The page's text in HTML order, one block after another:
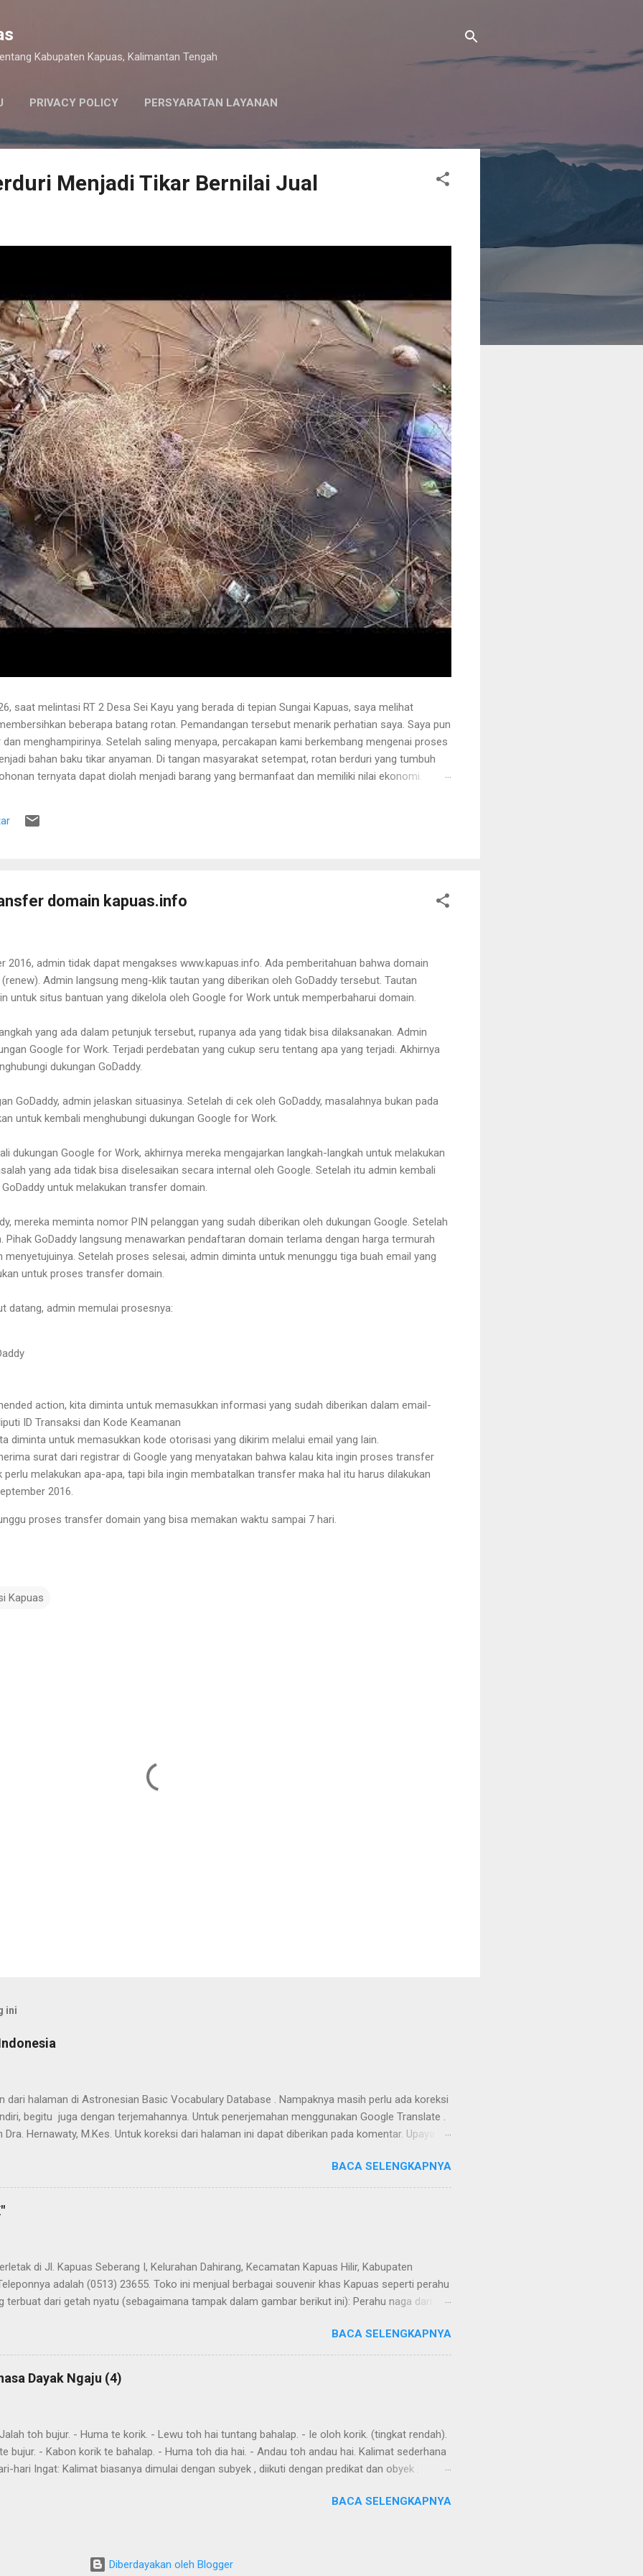
Kabupaten Kapuas, Kalimantan Tengah
PRIVACY POLICY PERSYARATAN LAYANAN
Menjadi Tikar Bernilai Jual
saat melintasi RT 2 Desa Sei Kayu yang berada di tepian Sungai Kapuas, saya melihat
beberapa batang rotan. Pemandangan tersebut menarik perhatian saya. Saya pun
menghampirinya. Setelah saling menyapa, percakapan kami berkembang mengenai proses
bahan baku tikar anyaman. Di tangan masyarakat setempat, rotan berduri yang tumbuh
ternyata dapat diolah menjadi barang yang bermanfaat dan memiliki nilai ekonomi.
berusia sekitar sepuluh tahun. Rotan dikenal memiliki banyak duri sehingga tidak mudah
sebelum menarik rotan, duri-duri pada bagian batang yang akan dipegang harus
domain kapuas.info
2016, admin tidak dapat mengakses www.kapuas.info. Ada pemberitahuan bahwa domain
Admin langsung meng-klik tautan yang diberikan oleh GoDaddy tersebut. Tautan
untuk situs bantuan yang dikelola oleh Google for Work untuk memperbaharui domain.
yang ada dalam petunjuk tersebut, rupanya ada yang tidak bisa dilaksanakan. Admin
Google for Work. Terjadi perdebatan yang cukup seru tentang apa yang terjadi. Akhirnya
dukungan GoDaddy.
GoDaddy, admin jelaskan situasinya. Setelah di cek oleh GoDaddy, masalahnya bukan pada
untuk kembali menghubungi dukungan Google for Work.
dukungan Google for Work, akhirnya mereka mengajarkan langkah-langkah untuk melakukan
yang ada tidak bisa diselesaikan secara internal oleh Google. Setelah itu admin kembali
untuk melakukan transfer domain.
mereka meminta nomor PIN pelanggan yang sudah diberikan oleh dukungan Google. Setelah
Pihak GoDaddy langsung menawarkan pendaftaran domain terlama dengan harga termurah
Setelah proses selesai, admin diminta untuk menunggu tiga buah email yang
untuk proses transfer domain.
datang, admin memulai prosesnya:
action, kita diminta untuk memasukkan informasi yang sudah diberikan dalam email-
ID Transaksi dan Kode Keamanan
diminta untuk memasukkan kode otorisasi yang dikirim melalui email yang lain.
surat dari registrar di Google yang menyatakan bahwa kalau kita ingin proses transfer
perlu melakukan apa-apa, tapi bila ingin membatalkan transfer maka hal itu harus dilakukan
2016.
proses transfer domain yang bisa memakan waktu sampai 7 hari.
Kapuas
ini
dari halaman di Astronesian Basic Vocabulary Database . Nampaknya masih perlu ada koreksi
begitu juga dengan terjemahannya. Untuk penerjemahan menggunakan Google Translate .
Hernawaty, M.Kes. Untuk koreksi dari halaman ini dapat diberikan pada komentar. Upaya
BACA SELENGKAPNYA
di Jl. Kapuas Seberang I, Kelurahan Dahirang, Kecamatan Kapuas Hilir, Kabupaten
adalah (0513) 23655. Toko ini menjual berbagai souvenir khas Kapuas seperti perahu
terbuat dari getah nyatu (sebagaimana tampak dalam gambar berikut ini): Perahu naga dari
BACA SELENGKAPNYA
Dayak Ngaju (4)
toh bujur. - Huma te korik. - Lewu toh hai tuntang bahalap. - Ie oloh korik. (tingkat rendah).
bujur. - Kabon korik te bahalap. - Huma toh dia hai. - Andau toh andau hai. Kalimat sederhana
hari Ingat: Kalimat biasanya dimulai dengan subyek , diikuti dengan predikat dan obyek .
masa depan, akan, dan "akan," akan, harus, semuanya mendahului kata kerja. Seringkali
Awi te ! Lakukan itu Imbit danum ! Bawa air Bu...
BACA SELENGKAPNYA
Diberdayakan oleh Blogger